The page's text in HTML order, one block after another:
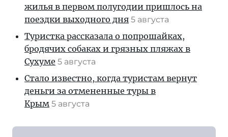
жилья в первом полугодии пришлось на
поездки выходного дня 5 августа
Туристка рассказала о попрошайках,
бродячих собаках и грязных пляжах в
Сухуме 5 августа
Стало известно, когда туристам вернут
деньги за отмененные туры в
Крым 5 августа